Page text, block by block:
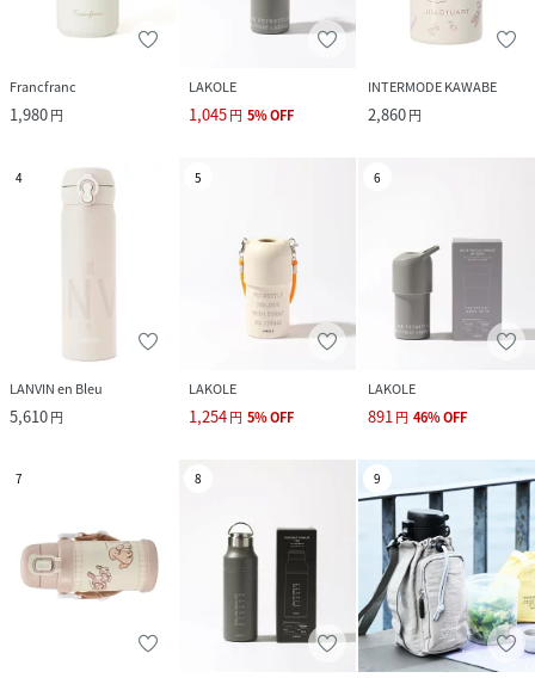
Francfranc
1,980円
LAKOLE
1,045円 5%OFF
INTERMODE KAWABE
2,860円
4
LANVIN en Bleu
5,610円
5
LAKOLE
1,254円 5%OFF
6
LAKOLE
891円 46%OFF
7 8 9